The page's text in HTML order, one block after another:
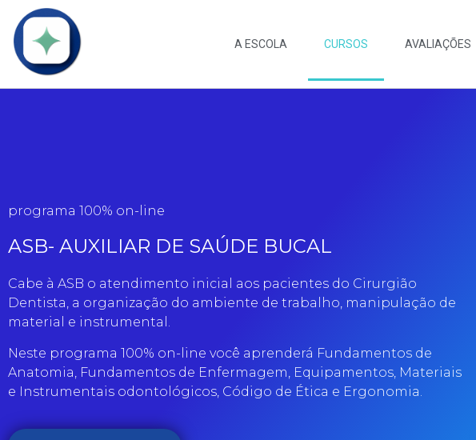
A ESCOLA CURSOS AVALIAÇÕES
programa 100% on-line
ASB- AUXILIAR DE SAÚDE BUCAL
Cabe à ASB o atendimento inicial aos pacientes do Cirurgião
Dentista, a organização do ambiente de trabalho, manipulação de
material e instrumental.
Neste programa 100% on-line você aprenderá Fundamentos de
Anatomia, Fundamentos de Enfermagem, Equipamentos, Materiais
e Instrumentais odontológicos, Código de Ética e Ergonomia.